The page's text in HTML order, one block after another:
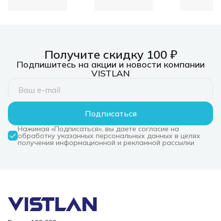
included, order AD60-
D-M for connecting up
to 4pcs)
Получите скидку 100 ₽
Подпишитесь на акции и новости компании
VISTLAN
Подписаться
Нажимая «Подписаться», вы даете согласие на
обработку указанных персональных данных в целях
получения информационной и рекламной рассылки